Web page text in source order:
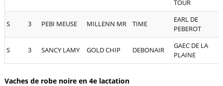
TOUR
S 3 PEBI MEUSE MILLENN MR TIME
EARL DE
PEBEROT
S 3 SANCY LAMY GOLD CHIP DEBONAIR
GAEC DE LA
PLAINE
Vaches de robe noire en 4e lactation